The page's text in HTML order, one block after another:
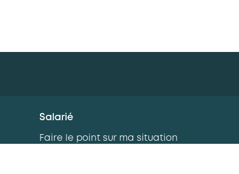
Salarié
Faire le point sur ma situation